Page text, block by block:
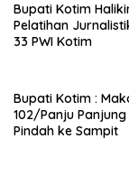
Bupati Kotim
Pelatihan
33 PWI Kotim
Bupati Kotim :
102/Panju Panjung
Pindah ke Sampit